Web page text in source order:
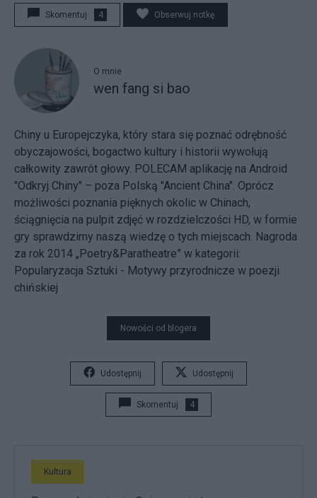
Skomentuj 4 Obserwuj notkę
O mnie
wen fang si bao
Chiny u Europejczyka, który stara się poznać odrębność
obyczajowości, bogactwo kultury i historii wywołują
całkowity zawrót głowy. POLECAM aplikację na Android
"Odkryj Chiny" – poza Polską "Ancient China". Oprócz
możliwości poznania pięknych okolic w Chinach,
ściągnięcia na pulpit zdjęć w rozdzielczości HD, w formie
gry sprawdzimy naszą wiedzę o tych miejscach. Nagroda
za rok 2014 „Poetry&Paratheatre” w kategorii:
Popularyzacja Sztuki - Motywy przyrodnicze w poezji
chińskiej
Nowości od blogera
Udostępnij Udostępnij
Skomentuj 4
Kultura